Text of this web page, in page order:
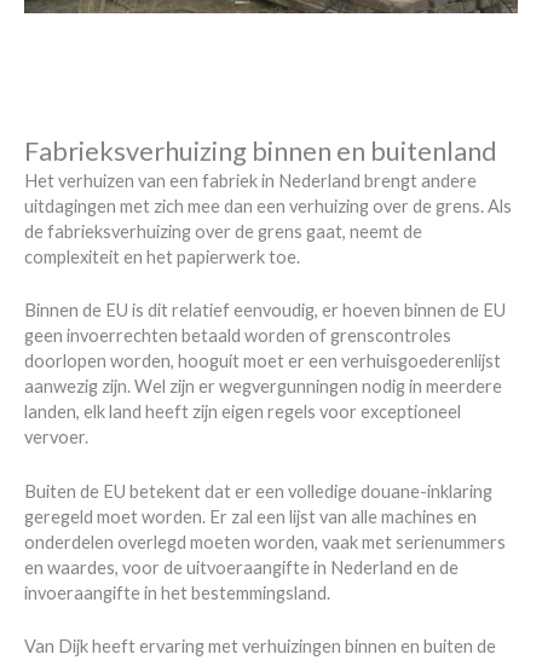
Fabrieksverhuizing binnen en buitenland
Het verhuizen van een fabriek in Nederland brengt andere
uitdagingen met zich mee dan een verhuizing over de grens. Als
de fabrieksverhuizing over de grens gaat, neemt de
complexiteit en het papierwerk toe.
Binnen de EU is dit relatief eenvoudig, er hoeven binnen de EU
geen invoerrechten betaald worden of grenscontroles
doorlopen worden, hooguit moet er een verhuisgoederenlijst
aanwezig zijn. Wel zijn er wegvergunningen nodig in meerdere
landen, elk land heeft zijn eigen regels voor exceptioneel
vervoer.
Buiten de EU betekent dat er een volledige douane-inklaring
geregeld moet worden. Er zal een lijst van alle machines en
onderdelen overlegd moeten worden, vaak met serienummers
en waardes, voor de uitvoeraangifte in Nederland en de
invoeraangifte in het bestemmingsland.
Van Dijk heeft ervaring met verhuizingen binnen en buiten de